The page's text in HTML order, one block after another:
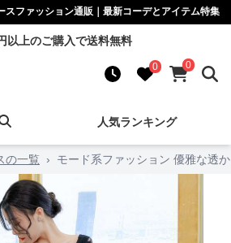
スファッション通販｜最新コーデとアイテム特集
以上のご購入で送料無料
0 0
人気ランキング
の一覧 › モード系ファッション 優雅な透